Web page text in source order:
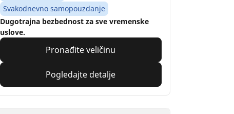
Svakodnevno samopouzdanje
Dugotrajna bezbednost za sve vremenske
uslove.
Pronađite veličinu
Pogledajte detalje